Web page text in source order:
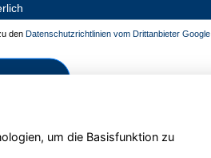
den Datenschutzrichtlinien vom Drittanbieter Google
um die Basisfunktion zu